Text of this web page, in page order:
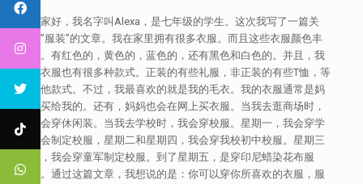
大家好，我名字叫Alexa，是七年级的学生。这次我写了一篇关
于”服装”的文章。我在家里拥有很多衣服。而且这些衣服颜色丰
富。有红色的，黄色的，蓝色的，还有黑色和白色的。并且，我
的衣服也有很多种款式。正装的有些礼服，非正装的有些T恤，等
其他款式。不过，我最喜欢的就是我的毛衣。我的衣服通常是妈
妈买给我的。还有，妈妈也会在网上买衣服。当我去逛商场时，
我会穿休闲装。当我去学校时，我会穿校服。星期一，我会穿学
生会制定校服，星期二和星期四，我会穿我校初中校服。星期三
呢，我会穿童军制定校服。到了星期五，是穿印尼蜡染花布服
装。通过这篇文章，我想说的是：你可以穿你所喜欢的衣服，服